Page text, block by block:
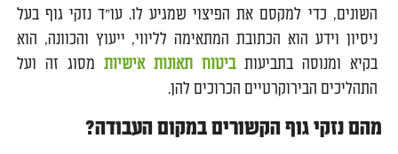
השונים, כדי למקסם את הפיצוי שמגיע לו. עו"ד נזקי גוף בעל
ניסיון וידע הוא הכתובת המתאימה לליווי, ייעוץ והכוונה, הוא
בקיא ומנוסה בתביעותביטוח תאונות אישיות מסוג זה ועל
התהליכים הבירוקרטיים הכרוכים להן.
מהם נזקי גוף הקשורים במקום העבודה?